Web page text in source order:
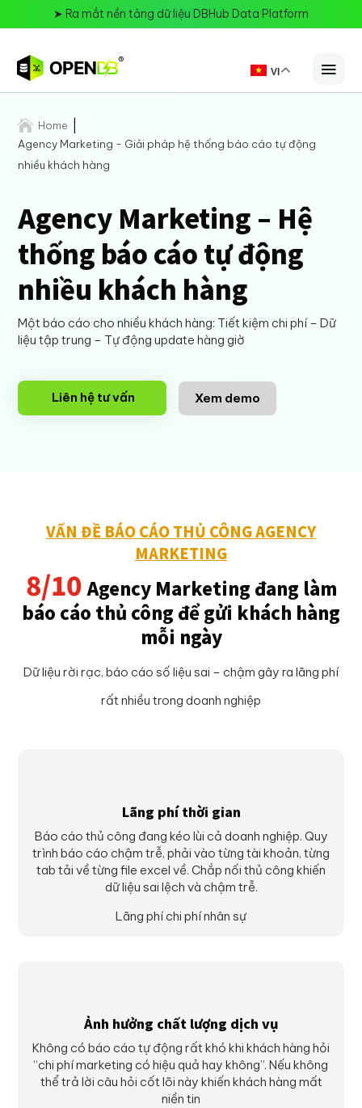
➤ Ra mắt nền tảng dữ liệu DBHub Data Platform
VI
 Home
Agency Marketing - Giải pháp hệ thống báo cáo tự động
nhiều khách hàng
Agency Marketing – Hệ
thống báo cáo tự động
nhiều khách hàng
Một báo cáo cho nhiều khách hàng: Tiết kiệm chi phí – Dữ
liệu tập trung – Tự động update hàng giờ
Liên hệ tư vấn Xem demo
VẤN ĐỀ BÁO CÁO THỦ CÔNG AGENCY
MARKETING
8/10 Agency Marketing đang làm
báo cáo thủ công để gửi khách hàng
mỗi ngày
Dữ liệu rời rạc, báo cáo số liệu sai – chậm gây ra lãng phí
rất nhiều trong doanh nghiệp
Lãng phí thời gian
Báo cáo thủ công đang kéo lùi cả doanh nghiệp. Quy
trình báo cáo chậm trễ, phải vào từng tài khoản, từng
tab tải về từng file excel về. Chắp nối thủ công khiến
dữ liệu sai lệch và chậm trễ.
Lãng phí chi phí nhân sự
Ảnh hưởng chất lượng dịch vụ
Không có báo cáo tự động rất khó khi khách hàng hỏi
“chi phí marketing có hiệu quả hay không”. Nếu không
thể trả lời câu hỏi cốt lõi này khiến khách hàng mất
niền tin